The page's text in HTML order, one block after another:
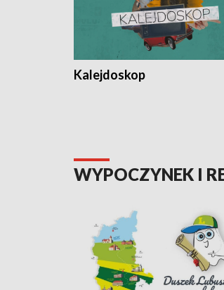
Kalejdoskop
WYPOCZYNEK I